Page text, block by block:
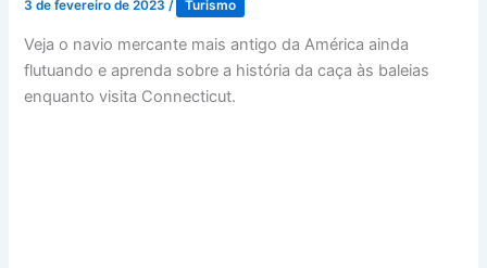
3 de fevereiro de 2023/ Turismo
Veja o navio mercante mais antigo da América ainda
flutuando e aprenda sobre a história da caça às baleias
enquanto visita Connecticut.